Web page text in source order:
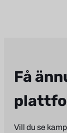
Få
Vill du se